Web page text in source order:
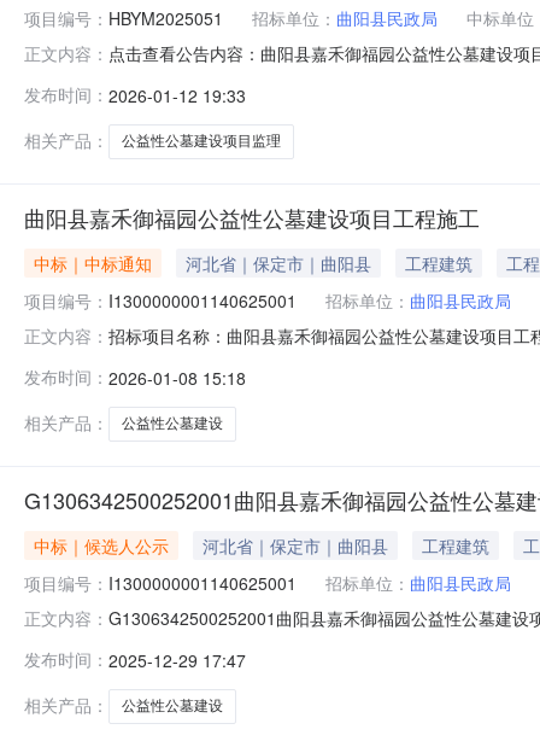
项目编号： HBYM2025051 招标单位： 曲阳县民政局
中标单位
正文内容： 点击查看公告内容：曲阳县嘉禾御福园公益性公墓建设项
发布时间： 2026-01-12 19:33
相关产品：
公益性公墓建设项目监理
曲阳县嘉禾御福园公益性公墓建设项目工程施工
中标｜中标通知 河北省｜保定市｜曲阳县 工程建筑
工程
项目编号： I1300000001140625001 招标单位： 曲阳县民政局
正文内容： 招标项目名称：曲阳县嘉禾御福园公益性公墓建设项目
理机构:河北亿铭工程项目管理有限公司项目经理:联系人:
发布时间： 2026-01-08 15:18
相关产品：
公益性公墓建设
G1306342500252001曲阳县嘉禾御福园公益性公墓
中标｜候选人公示 河北省｜保定市｜曲阳县 工程建筑
项目编号： I1300000001140625001 招标单位： 曲阳县民政局
正文内容： G1306342500252001曲阳县嘉禾御福园公益性公墓建
I1300000001140625001公示名称：曲阳县嘉禾御福园
发布时间： 2025-12-29 17:47
相关产品：
公益性公墓建设